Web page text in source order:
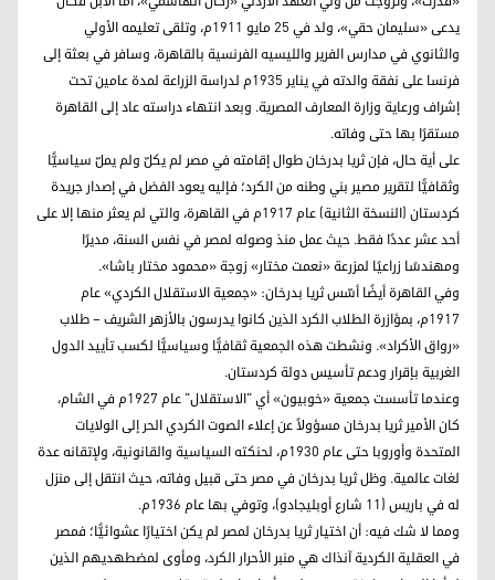
يدعى «سليمان حقي»، ولد في 25 مايو 1911م، وتلقى تعليمه الأولي
والثانوي في مدارس الفرير والليسيه الفرنسية بالقاهرة، وسافر في بعثة إلى
فرنسا على نفقة والدته في يناير 1935م لدراسة الزراعة لمدة عامين تحت
إشراف ورعاية وزارة المعارف المصرية. وبعد انتهاء دراسته عاد إلى القاهرة
مستقرًا بها حتى وفاته.
على أية حال، فإن ثريا بدرخان طوال إقامته في مصر لم يكلّ ولم يملّ سياسيًّا
وثقافيًّا لتقرير مصير بني وطنه من الكرد؛ فإليه يعود الفضل في إصدار جريدة
كردستان (النسخة الثانية) عام 1917م في القاهرة، والتي لم يعثر منها إلا على
أحد عشر عددًا فقط. حيث عمل منذ وصوله لمصر في نفس السنة، مديرًا
ومهندسًا زراعيًا لمزرعة «نعمت مختار» زوجة «محمود مختار باشا».
وفي القاهرة أيضًا أسّس ثريا بدرخان: «جمعية الاستقلال الكردي» عام
1917م، بمؤازرة الطلاب الكرد الذين كانوا يدرسون بالأزهر الشريف – طلاب
«رواق الأكراد». ونشطت هذه الجمعية ثقافيًّا وسياسيًّا لكسب تأييد الدول
الغربية بإقرار ودعم تأسيس دولة كردستان.
وعندما تأسست جمعية «خوبيون» أي "الاستقلال" عام 1927م في الشام،
كان الأمير ثريا بدرخان مسؤولاً عن إعلاء الصوت الكردي الحر إلى الولايات
المتحدة وأوروبا حتى عام 1930م، لحنكته السياسية والقانونية، ولإتقانه عدة
لغات عالمية. وظل ثريا بدرخان في مصر حتى قبيل وفاته، حيث انتقل إلى منزل
له في باريس (11 شارع أوبليجادو)، وتوفي بها عام 1936م.
ومما لا شك فيه: أن اختيار ثريا بدرخان لمصر لم يكن اختيارًا عشوائيًّا؛ فمصر
في العقلية الكردية آنذاك هي منبر الأحرار الكرد، ومأوى لمضطهديهم الذين